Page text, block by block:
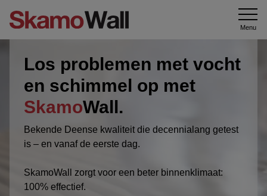
Menu
Los problemen met vocht
en schimmel op met
SkamoWall.
Bekende Deense kwaliteit die decennialang getest
is – en vanaf de eerste dag.
SkamoWall zorgt voor een beter binnenklimaat:
100% effectief.